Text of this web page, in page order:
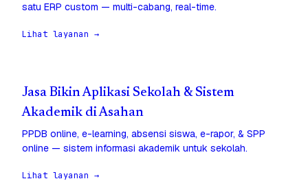
satu ERP custom — multi-cabang, real-time.
Lihat layanan →
Jasa Bikin Aplikasi Sekolah & Sistem
Akademik di Asahan
PPDB online, e-learning, absensi siswa, e-rapor, & SPP
online — sistem informasi akademik untuk sekolah.
Lihat layanan →